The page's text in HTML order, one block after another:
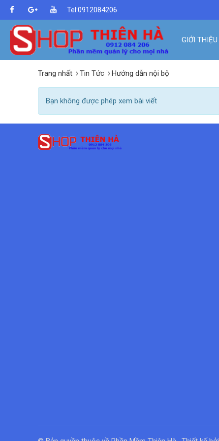
GIỚI THIỆU
Tel:0912084206
Trang nhất Tin Tức Hướng dẫn nội bộ
Bạn không được phép xem bài viết